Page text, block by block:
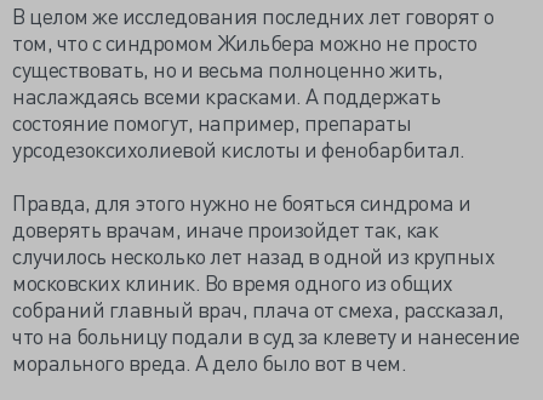
В целом же исследования последних лет говорят о
том, что с синдромом Жильбера можно не просто
существовать, но и весьма полноценно жить,
наслаждаясь всеми красками. А поддержать
состояние помогут, например, препараты
урсодезоксихолиевой кислоты и фенобарбитал.
Правда, для этого нужно не бояться синдрома и
доверять врачам, иначе произойдет так, как
случилось несколько лет назад в одной из крупных
московских клиник. Во время одного из общих
собраний главный врач, плача от смеха, рассказал,
что на больницу подали в суд за клевету и нанесение
морального вреда. А дело было вот в чем.